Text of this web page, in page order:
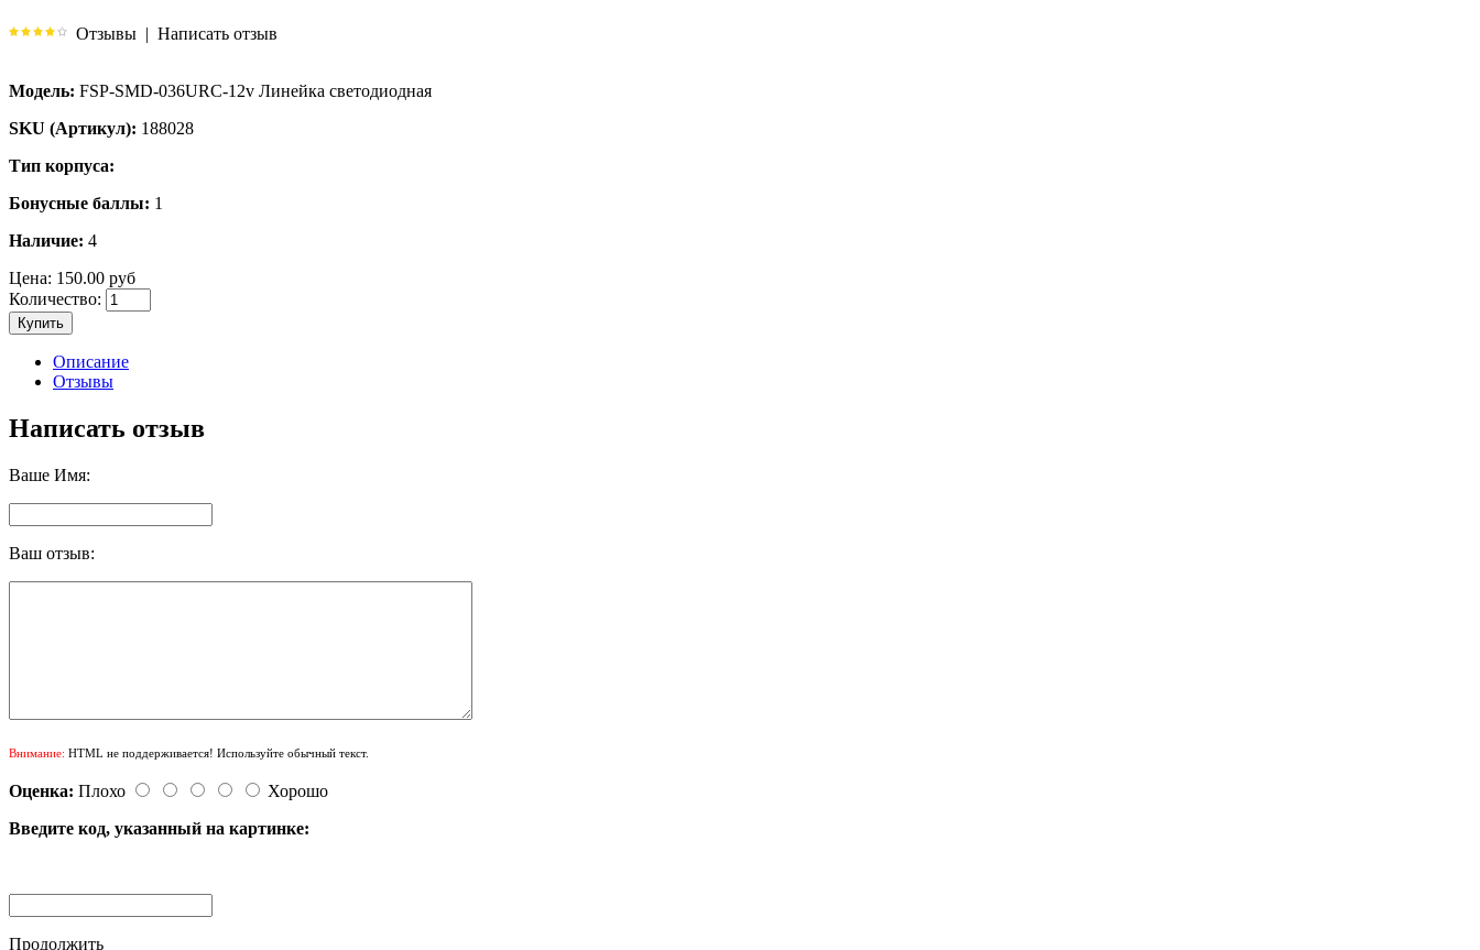
Отзывы | Написать отзыв
Модель: FSP-SMD-036URC-12v Линейка светодиодная
SKU (Артикул): 188028
Тип корпуса:
Бонусные баллы: 1
Наличие: 4
Цена: 150.00 руб
Количество:
Купить
Описание
Отзывы
Написать отзыв
Ваше Имя:
Ваш отзыв:
Внимание: HTML не поддерживается! Используйте обычный текст.
Оценка: Плохо
Хорошо
Введите код, указанный на картинке:
Продолжить